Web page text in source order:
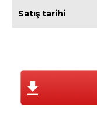
Satış tarihi